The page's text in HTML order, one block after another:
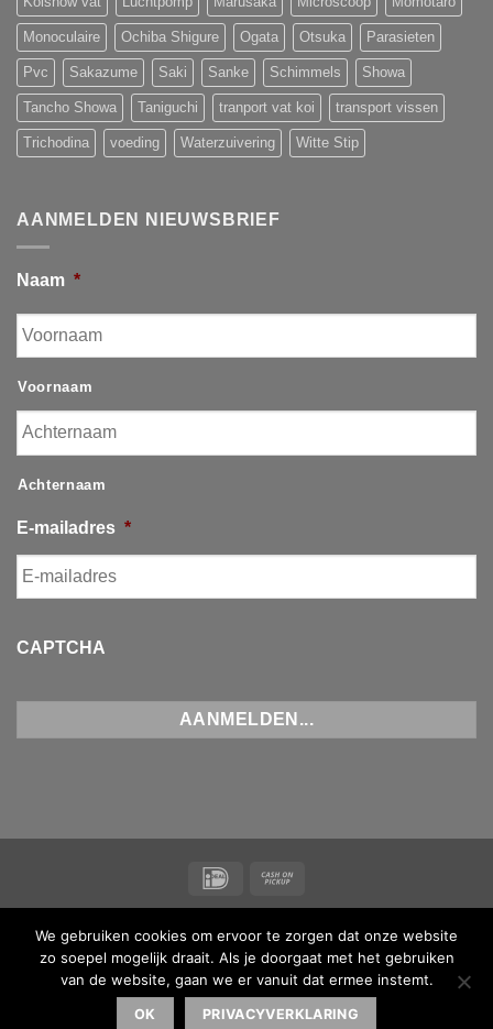
Monoculaire Ochiba Shigure Ogata Otsuka Parasieten
Pvc Sakazume Saki Sanke Schimmels Showa
Tancho Showa Taniguchi tranport vat koi transport vissen
Trichodina voeding Waterzuivering Witte Stip
AANMELDEN NIEUWSBRIEF
Naam *
Voornaam
Achternaam
E-mailadres *
CAPTCHA
IDeal
Copyright 2026 ©Koi Maas & Waal| BTW-nummer
NL001873238B16 |
Made with ♥ by
MediaMen | Powered by
We gebruiken cookies om ervoor te zorgen dat onze website
zo soepel mogelijk draait. Als je doorgaat met het gebruiken
van de website, gaan we er vanuit dat ermee instemt.
OK PRIVACYVERKLARING